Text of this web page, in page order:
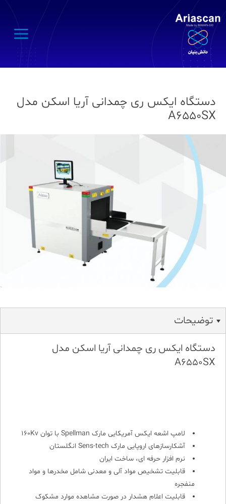
Main
دستگاه ایکس ری چمدانی آریا اسکن مدل
A6550SX
توضیحات
دستگاه ایکس ری چمدانی آریا اسکن مدل
A6550SX
لامپ اشعه ایکس آمریکایی مارک Spellman با توان 160Kv
آشکارسازهای اروپایی مارک Sens-tech انگلستان
نرم افزار حرفه ای، ساخت ایران
قابلیت تشخیص مواد آلی و معدنی شامل مخدرها و مواد
منفجره
قابلیت اعلام هشدار در صورت مشاهده موارد مشکوک